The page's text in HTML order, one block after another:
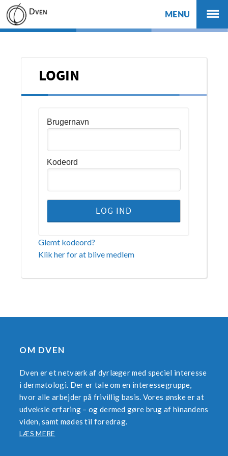
MENU
LOGIN
Brugernavn
Kodeord
Glemt kodeord?
Klik her for at blive medlem
OM DVEN
Dven er et netværk af dyrlæger med speciel interesse
i dermatologi. Der er tale om en interessegruppe,
hvor alle arbejder på frivillig basis. Vores ønske er at
udveksle erfaring – og dermed gøre brug af hinandens
viden, samt mødes til foredrag.
LÆS MERE